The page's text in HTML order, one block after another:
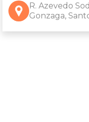
R. Azevedo
Gonzaga,